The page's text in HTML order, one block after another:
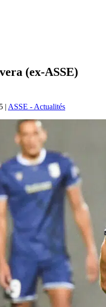
(ex-ASSE)
| ASSE - Actualités